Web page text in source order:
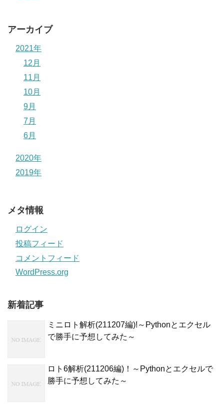
アーカイブ
2021年
12月
11月
10月
9月
7月
6月
2020年
2019年
メタ情報
ログイン
投稿フィード
コメントフィード
WordPress.org
新着記事
ミニロト解析(211207編)!～Pythonとエクセル
で勝手に予想してみた～
ロト6解析(211206編)！～Pythonとエクセルで
勝手に予想してみた～